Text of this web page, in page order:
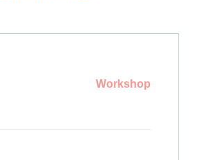
Workshop